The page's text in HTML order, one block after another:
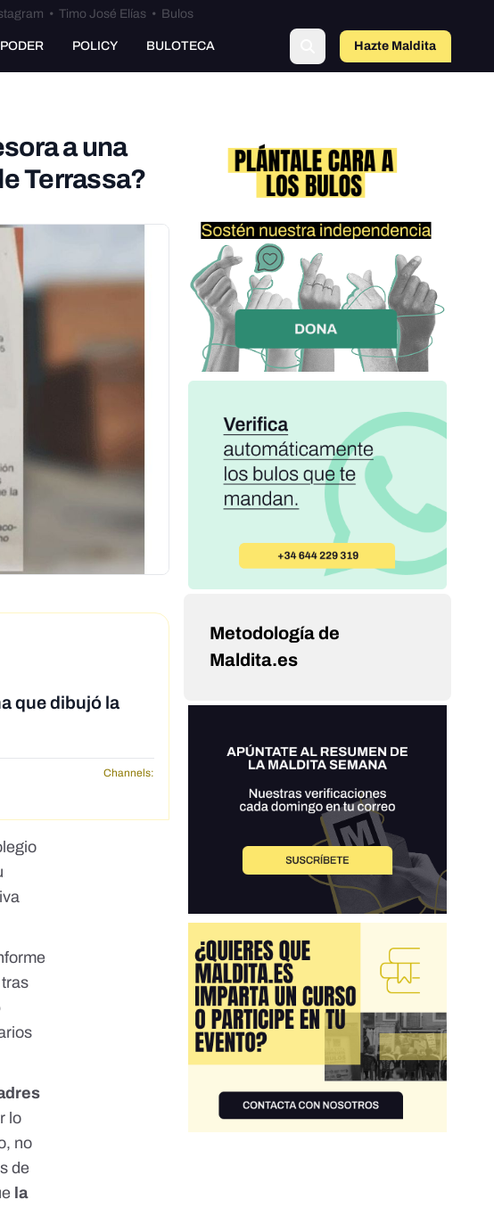
• Timo José Elías• Bulos
POLICY BULOTECA Hazte Maldita
a una
Terrassa?
que dibujó la
Channels:
lo
no
de
la
Metodología de
Maldita.es